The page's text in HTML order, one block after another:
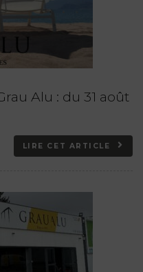
Alu : du 31 août
LIRE CET ARTICLE